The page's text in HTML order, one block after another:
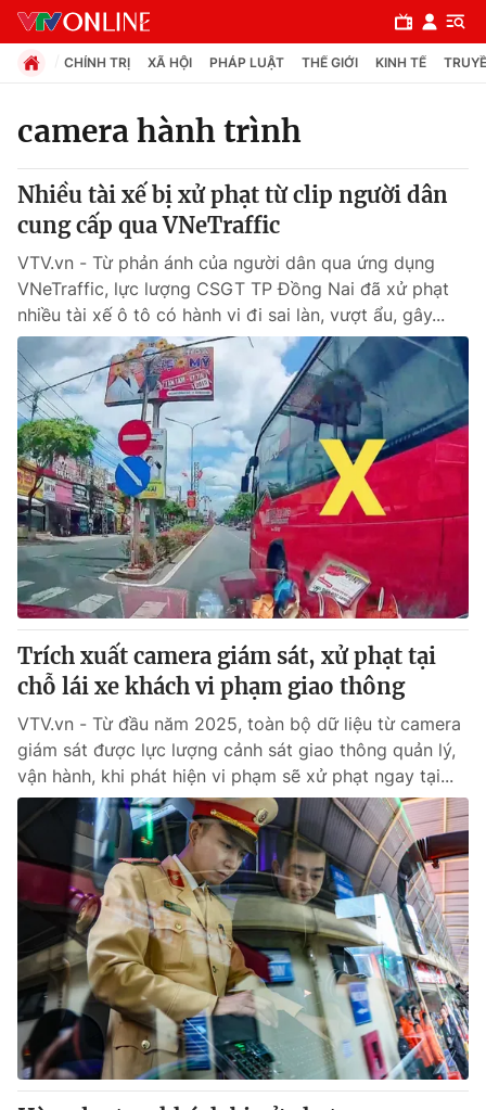
Chuyên mục
Chính trị
Xã hội
Pháp luật
Y tế
Thế giới
Tin tức
Thế giới đó đây
Câu chuyện quốc tế
Kinh tế
Tài chính
Thị trường
Góc doanh nghiệp
Dữ liệu và đời sống
Truyền hình
Hậu trường
Nhân vật
Khán giả
Giải sao mai
Giải trí
Điện ảnh
Âm nhạc
Sao
Đời sống
Du lịch
Làm đẹp
Chất lượng cuộc sống
Giáo dục
Tuyển sinh
Học trực tuyến
Công nghệ
Hitech Công nghệ tương lai
Sản phẩm
Thị trường
Tư vấn
Giao lưu trực tuyến
Lịch phát sóng
CHÍNH TRỊ XÃ HỘI PHÁP LUẬT THẾ GIỚI KINH TẾ
camera hành trình
Nhiều tài xế bị xử phạt từ clip người dân
cung cấp qua VNeTraffic
VTV.vn - Từ phản ánh của người dân qua ứng dụng
VNeTraffic, lực lượng CSGT TP Đồng Nai đã xử phạt
nhiều tài xế ô tô có hành vi đi sai làn, vượt ẩu, gây...
Trích xuất camera giám sát, xử phạt tại
chỗ lái xe khách vi phạm giao thông
VTV.vn - Từ đầu năm 2025, toàn bộ dữ liệu từ camera
giám sát được lực lượng cảnh sát giao thông quản lý,
vận hành, khi phát hiện vi phạm sẽ xử phạt ngay tại...